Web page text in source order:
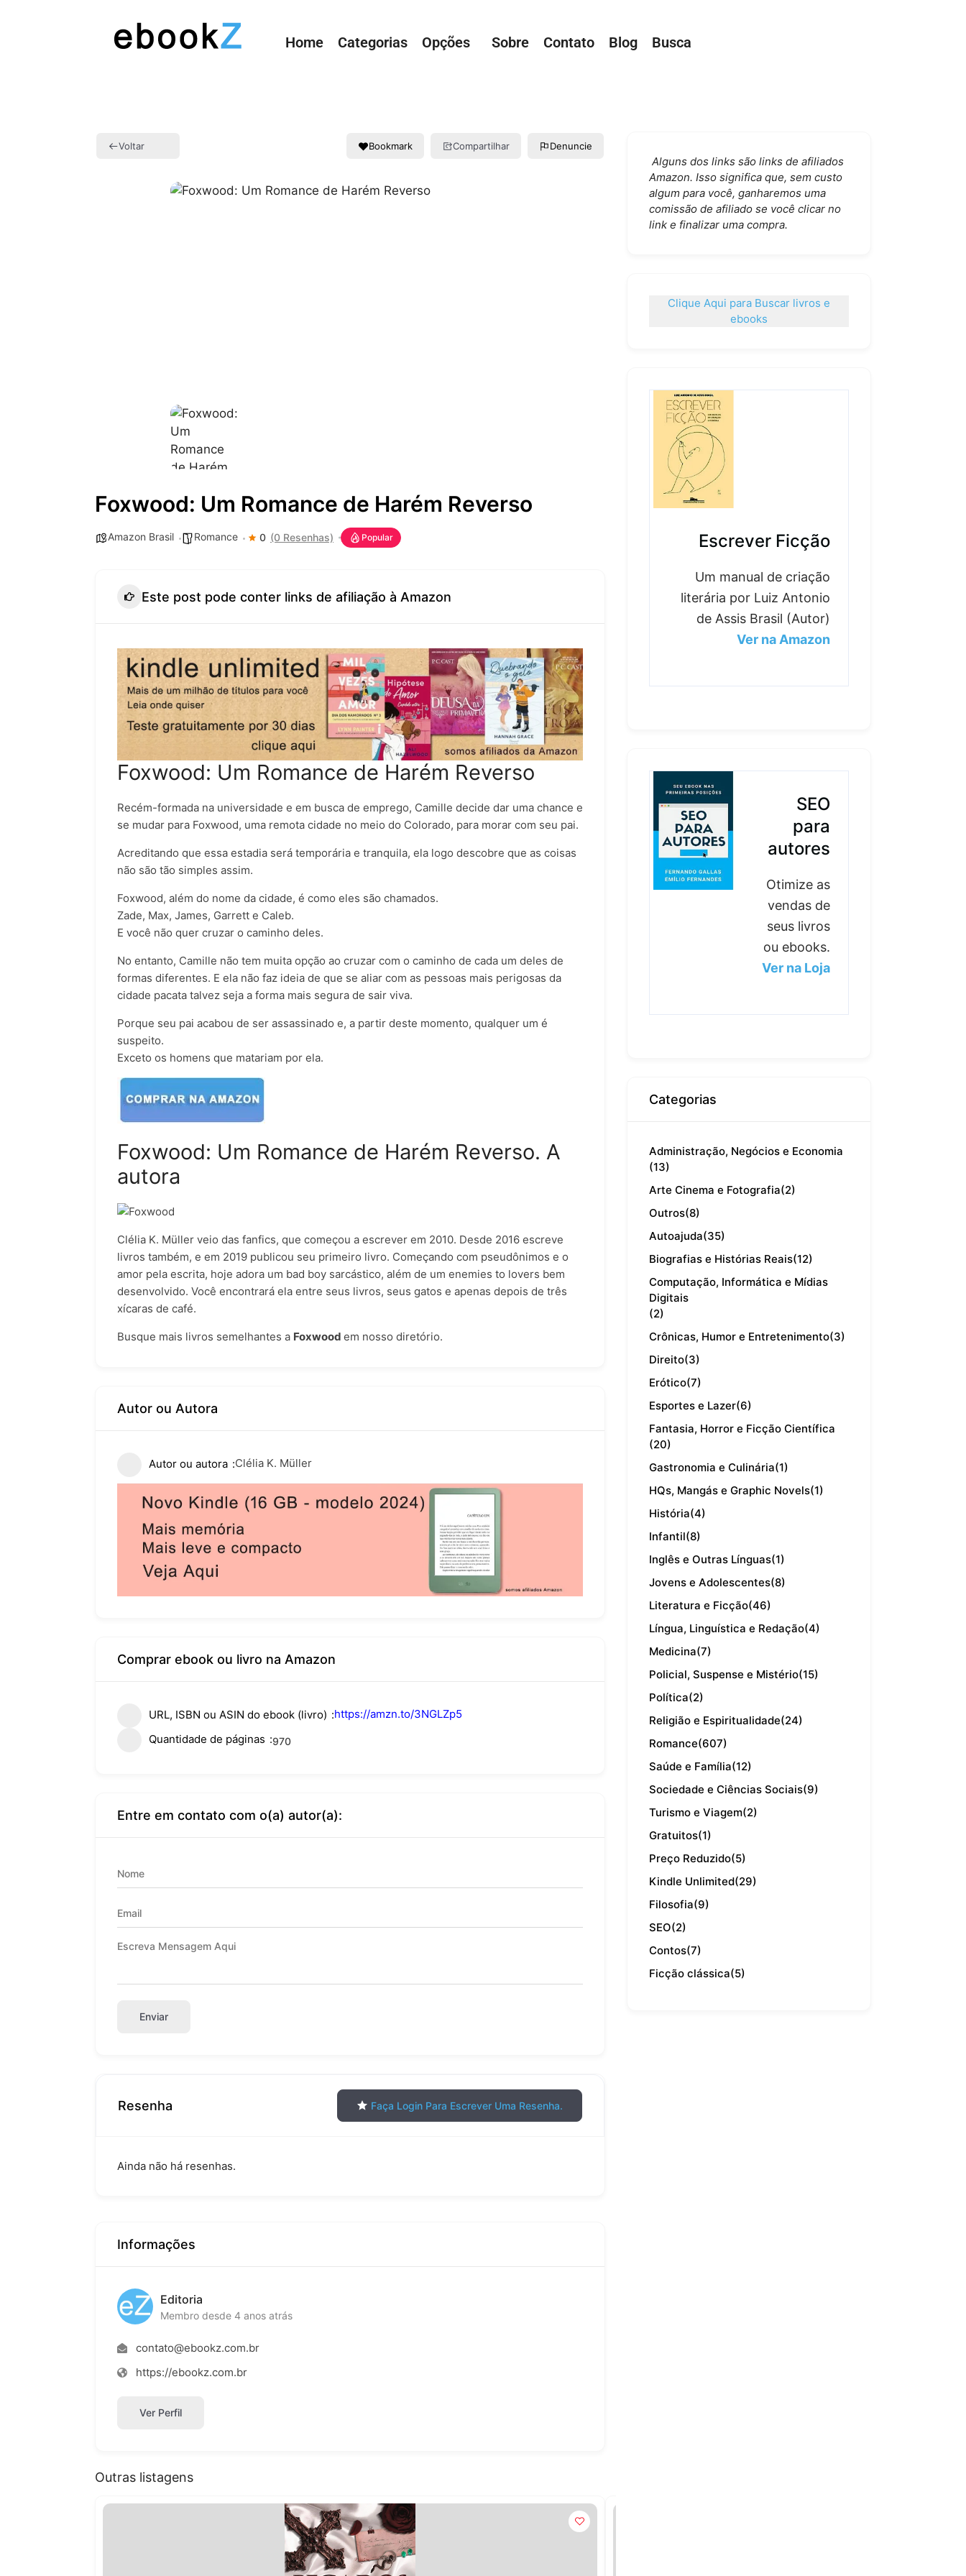
Home Categorias Opções Sobre Contato Blog Busca
Voltar Bookmark Compartilhar Denuncie
Foxwood: Um Romance de Harém Reverso
Amazon Brasil Romance 0 (0 Resenhas) Popular
Este post pode conter links de afiliação à Amazon
Foxwood: Um Romance de Harém Reverso
Recém-formada na universidade e em busca de emprego, Camille decide dar uma chance e
se mudar para Foxwood, uma remota cidade no meio do Colorado, para morar com seu pai.
Acreditando que essa estadia será temporária e tranquila, ela logo descobre que as coisas
não são tão simples assim.
Foxwood, além do nome da cidade, é como eles são chamados.
Zade, Max, James, Garrett e Caleb.
E você não quer cruzar o caminho deles.
No entanto, Camille não tem muita opção ao cruzar com o caminho de cada um deles de
formas diferentes. E ela não faz ideia de que se aliar com as pessoas mais perigosas da
cidade pacata talvez seja a forma mais segura de sair viva.
Porque seu pai acabou de ser assassinado e, a partir deste momento, qualquer um é
suspeito.
Exceto os homens que matariam por ela.
Foxwood: Um Romance de Harém Reverso. A
autora
Clélia K. Müller veio das fanfics, que começou a escrever em 2010. Desde 2016 escreve
livros também, e em 2019 publicou seu primeiro livro. Começando com pseudônimos e o
amor pela escrita, hoje adora um bad boy sarcástico, além de um enemies to lovers bem
desenvolvido. Você encontrará ela entre seus livros, seus gatos e apenas depois de três
xícaras de café.
Busque mais livros semelhantes a Foxwood em nosso diretório.
Autor ou Autora
Autor ou autora Clélia K. Müller
Comprar ebook ou livro na Amazon
URL, ISBN ou ASIN do ebook (livro)
https://amzn.to/3NGLZp5
Quantidade de páginas
970
Entre em contato com o(a) autor(a):
Enviar
Resenha Faça Login Para Escrever Uma Resenha.
Ainda não há resenhas.
Informações
Editoria
Membro desde 4 anos atrás
contato@ebookz.com.br
https://ebookz.com.br
Ver Perfil
Outras listagens
Alguns dos links são links de afiliados
Amazon. Isso significa que, sem custo
algum para você, ganharemos uma
comissão de afiliado se você clicar no
link e finalizar uma compra.
Clique Aqui para Buscar livros e
ebooks
Escrever Ficção
Um manual de criação
literária por Luiz Antonio
de Assis Brasil (Autor)
Ver na Amazon
SEO
para
autores
Otimize as
vendas de
seus livros
ou ebooks.
Ver na Loja
Categorias
Administração, Negócios e Economia
(13)
Arte Cinema e Fotografia(2)
Outros(8)
Autoajuda(35)
Biografias e Histórias Reais(12)
Computação, Informática e Mídias
Digitais
(2)
Crônicas, Humor e Entretenimento(3)
Direito(3)
Erótico(7)
Esportes e Lazer(6)
Fantasia, Horror e Ficção Científica
(20)
Gastronomia e Culinária(1)
HQs, Mangás e Graphic Novels(1)
História(4)
Infantil(8)
Inglês e Outras Línguas(1)
Jovens e Adolescentes(8)
Literatura e Ficção(46)
Língua, Linguística e Redação(4)
Medicina(7)
Policial, Suspense e Mistério(15)
Política(2)
Religião e Espiritualidade(24)
Romance(607)
Saúde e Família(12)
Sociedade e Ciências Sociais(9)
Turismo e Viagem(2)
Gratuitos(1)
Preço Reduzido(5)
Kindle Unlimited(29)
Filosofia(9)
SEO(2)
Contos(7)
Ficção clássica(5)